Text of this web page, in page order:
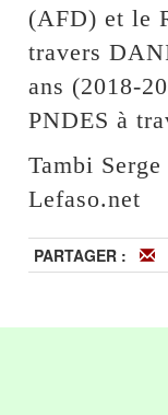
(AFD) et le
travers
ans (2018-
PNDES à
Tambi
Lefaso.net
PARTAGER :